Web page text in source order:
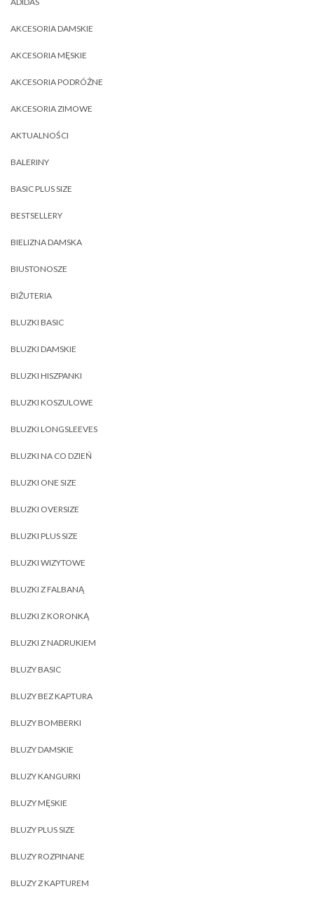
AKCESORIA DAMSKIE
AKCESORIA MĘSKIE
AKCESORIA PODRÓŻNE
AKCESORIA ZIMOWE
AKTUALNOŚCI
BALERINY
BASIC PLUS SIZE
BESTSELLERY
BIELIZNA DAMSKA
BIUSTONOSZE
BIŻUTERIA
BLUZKI BASIC
BLUZKI DAMSKIE
BLUZKI HISZPANKI
BLUZKI KOSZULOWE
BLUZKI LONGSLEEVES
BLUZKI NA CO DZIEŃ
BLUZKI ONE SIZE
BLUZKI OVERSIZE
BLUZKI PLUS SIZE
BLUZKI WIZYTOWE
BLUZKI Z FALBANĄ
BLUZKI Z KORONKĄ
BLUZKI Z NADRUKIEM
BLUZY BASIC
BLUZY BEZ KAPTURA
BLUZY BOMBERKI
BLUZY DAMSKIE
BLUZY KANGURKI
BLUZY MĘSKIE
BLUZY PLUS SIZE
BLUZY ROZPINANE
BLUZY Z KAPTUREM